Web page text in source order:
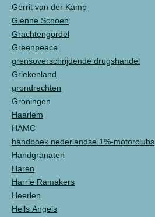
Gerrit van der Kamp
Glenne Schoen
Grachtengordel
Greenpeace
grensoverschrijdende drugshandel
Griekenland
grondrechten
Groningen
Haarlem
HAMC
handboek nederlandse 1%-motorclubs
Handgranaten
Haren
Harrie Ramakers
Heerlen
Hells Angels